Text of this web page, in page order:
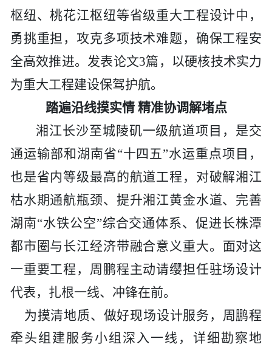
枢纽、桃花江枢纽等省级重大工程设计中，
勇挑重担，攻克多项技术难题，确保工程安
全高效推进。发表论文3篇，以硬核技术实力
为重大工程建设保驾护航。
踏遍沿线摸实情 精准协调解堵点
湘江长沙至城陵矶一级航道项目，是交
通运输部和湖南省“十四五”水运重点项目，
也是省内等级最高的航道工程，对破解湘江
枯水期通航瓶颈、提升湘江黄金水道、完善
湖南“水铁公空”综合交通体系、促进长株潭
都市圈与长江经济带融合意义重大。 面对这
一重要工程， 周鹏程主动请缨担任驻场设计
代表，扎根一线、冲锋在前。
为摸清地质、做好现场设计服务，周鹏程
牵头组建服务小组深入一线，详细勘察地